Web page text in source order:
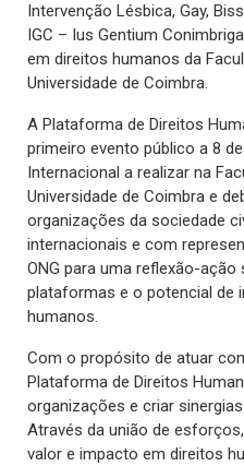
Intervenção Lésbica, Gay,
IGC – Ius Gentium
em direitos humanos da
Universidade de Coimbra​.
A Plataforma de Direitos
primeiro evento público a 8
Internacional a realizar na
Universidade de Coimbra e
organizações da sociedade
internacionais e com
ONG para uma reflexão-
plataformas e o potencial de
humanos.
Com o propósito de atuar
Plataforma de Direitos
organizações e criar
Através da união de
valor e impacto em direitos